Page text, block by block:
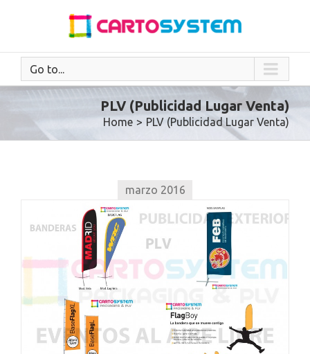
Go to...
PLV (Publicidad Lugar Venta)
Home > PLV (Publicidad Lugar Venta)
marzo 2016